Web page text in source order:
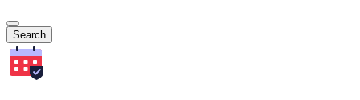
Search